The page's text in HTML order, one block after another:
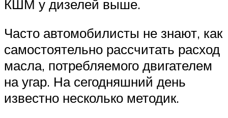
КШМ у дизелей выше.
Часто автомобилисты не знают, как
самостоятельно рассчитать расход
масла, потребляемого двигателем
на угар. На сегодняшний день
известно несколько методик.